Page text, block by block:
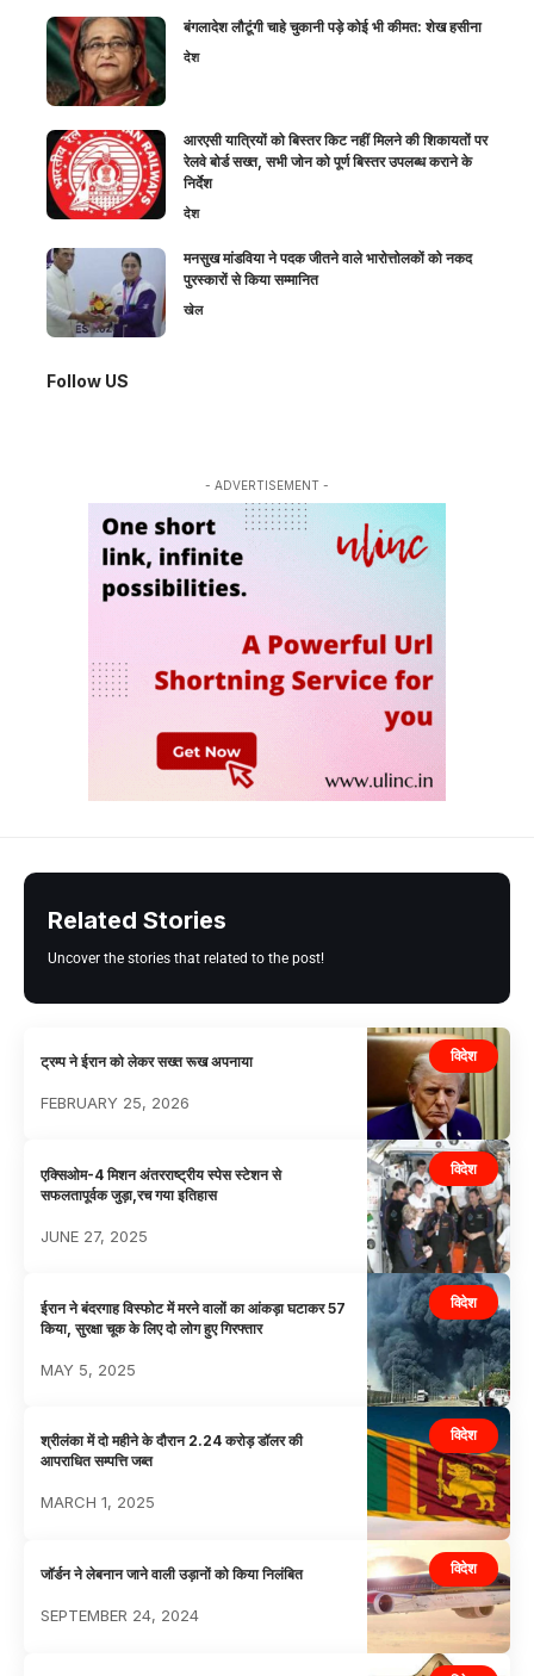
बंगलादेश लौटूंगी चाहे चुकानी पड़े कोई भी कीमत: शेख हसीना
देश
आरएसी यात्रियों को बिस्तर किट नहीं मिलने की शिकायतों पर
रेलवे बोर्ड सख्त, सभी जोन को पूर्ण बिस्तर उपलब्ध कराने के
निर्देश
देश
मनसुख मांडविया ने पदक जीतने वाले भारोत्तोलकों को नकद
पुरस्कारों से किया सम्मानित
खेल
Follow US
- ADVERTISEMENT -
Related Stories
Uncover the stories that related to the post!
विदेश
ट्रम्प ने ईरान को लेकर सख्त रूख अपनाया
FEBRUARY 25, 2026
विदेश
एक्सिओम-4 मिशन अंतरराष्ट्रीय स्पेस स्टेशन से
सफलतापूर्वक जुड़ा,रच गया इतिहास
JUNE 27, 2025
विदेश
ईरान ने बंदरगाह विस्फोट में मरने वालों का आंकड़ा घटाकर 57
किया, सुरक्षा चूक के लिए दो लोग हुए गिरफ्तार
MAY 5, 2025
विदेश
श्रीलंका में दो महीने के दौरान 2.24 करोड़ डॉलर की
आपराधित सम्पत्ति जब्त
MARCH 1, 2025
विदेश
जॉर्डन ने लेबनान जाने वाली उड़ानों को किया निलंबित
SEPTEMBER 24, 2024